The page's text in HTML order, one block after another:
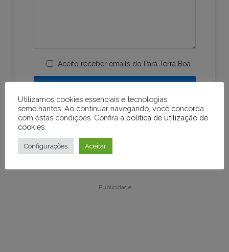
Aceito receber emails do Pará Terra Boa
Publicidade
Publicidade
Utilizamos cookies essenciais e tecnologias
semelhantes. Ao continuar navegando, você concorda
com estas condições. Confira a política de utilização de
cookies
Configurações Aceitar